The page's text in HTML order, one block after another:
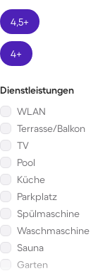
4,5+
4+
Dienstleistungen
WLAN
Terrasse/Balkon
TV
Pool
Küche
Parkplatz
Spülmaschine
Waschmaschine
Sauna
Garten